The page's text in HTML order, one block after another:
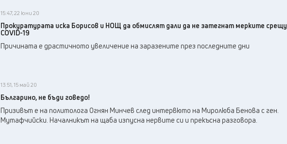
15:47, 22 юни 20
Прокуратурата иска Борисов и НОЩ да обмислят дали да не затегнат мерките срещу
COVID-19
Причината е драстичното увеличение на заразените през последните дни
13:51, 15 май 20
Българино, не бъди говедо!
Призивът е на политолога Огнян Минчев след интервюто на Миролюба Бенова с ген.
Мутафчийски. Началникът на щаба изпусна нервите си и прекъсна разговора.